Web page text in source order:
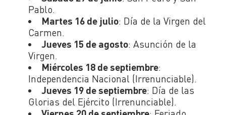
Pablo.
Martes 16 de julio: Día de la Virgen del
Carmen.
Jueves 15 de agosto: Asunción de la
Virgen.
Miércoles 18 de septiembre:
Independencia Nacional (Irrenunciable).
Jueves 19 de septiembre: Día de las
Glorias del Ejército (Irrenunciable).